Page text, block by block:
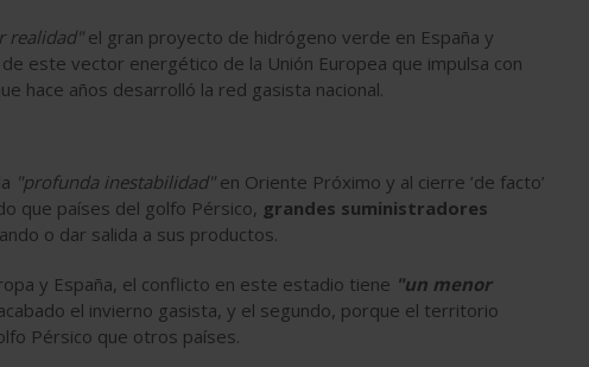
realidad"el gran proyecto de hidrógeno verde en España y
este vector energético de la Unión Europea que impulsa con
hace años desarrolló la red gasista nacional.
"profunda inestabilidad"en Oriente Próximo y al cierre ’de facto’
que países del golfo Pérsico, grandes suministradores
o dar salida a sus productos.
y España, el conflicto en este estadio tiene "un menor
el invierno gasista, y el segundo, porque el territorio
Pérsico que otros países.